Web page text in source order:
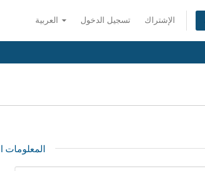
تسجيل الدخول الإشتراك